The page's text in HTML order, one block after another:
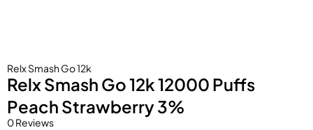
Relx Smash Go 12k
Relx Smash Go 12k 12000 Puffs
Peach Strawberry 3%
0 Reviews